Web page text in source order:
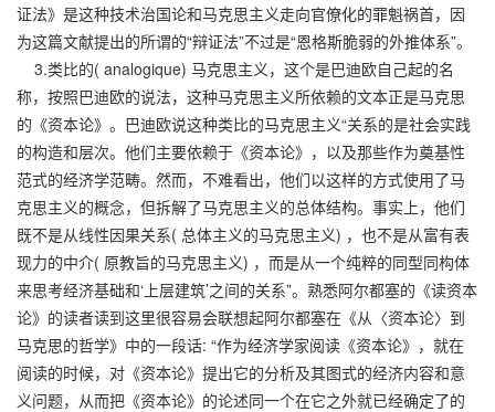
证法》是这种技术治国论和马克思主义走向官僚化的罪魁祸首，因
为这篇文献提出的所谓的“辩证法”不过是“恩格斯脆弱的外推体系”。
3.类比的( analogique) 马克思主义，这个是巴迪欧自己起的名
称，按照巴迪欧的说法，这种马克思主义所依赖的文本正是马克思
的《资本论》。巴迪欧说这种类比的马克思主义“关系的是社会实践
的构造和层次。他们主要依赖于《资本论》，以及那些作为奠基性
范式的经济学范畴。然而，不难看出，他们以这样的方式使用了马
克思主义的概念，但拆解了马克思主义的总体结构。事实上，他们
既不是从线性因果关系( 总体主义的马克思主义) ，也不是从富有表
现力的中介( 原教旨的马克思主义) ，而是从一个纯粹的同型同构体
来思考经济基础和‘上层建筑’之间的关系”。熟悉阿尔都塞的《读资本
论》的读者读到这里很容易会联想起阿尔都塞在《从〈资本论〉到
马克思的哲学》中的一段话: “作为经济学家阅读《资本论》，就在
阅读的时候，对《资本论》提出它的分析及其图式的经济内容和意
义问题，从而把《资本论》的论述同一个在它之外就已经确定了的